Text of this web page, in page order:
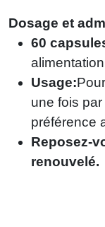
Dosage et
60
Usage:
une fois
préférence
Reposez-
renouvelé.